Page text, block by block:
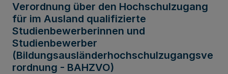
Verordnung über den Hochschulzugang
für im Ausland qualifizierte
Studienbewerberinnen und
Studienbewerber
(Bildungsausländerhochschulzugangsve
rordnung - BAHZVO)